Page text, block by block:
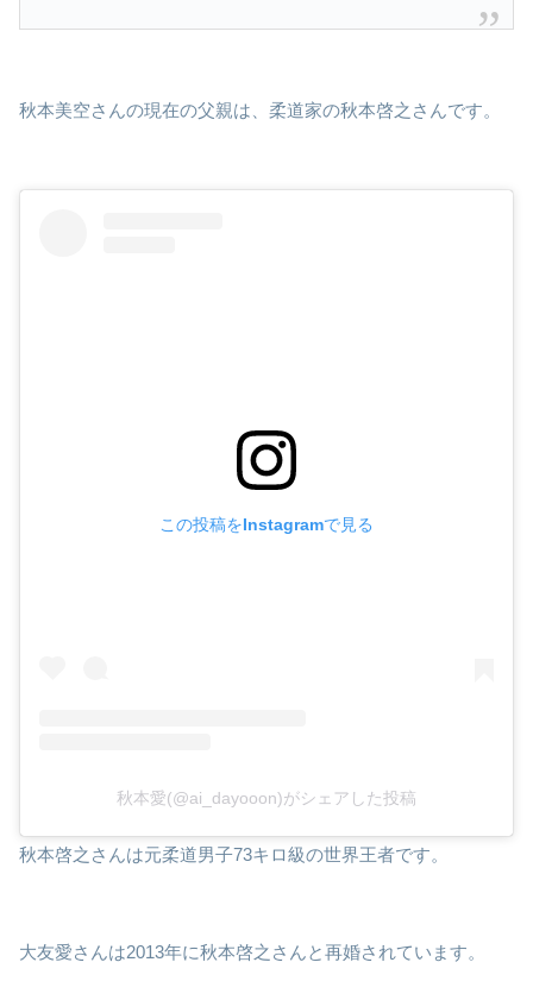
秋本美空さんの現在の父親は、柔道家の秋本啓之さんです。
この投稿をInstagramで見る
秋本愛(@ai_dayooon)がシェアした投稿
秋本啓之さんは元柔道男子73キロ級の世界王者です。
大友愛さんは2013年に秋本啓之さんと再婚されています。